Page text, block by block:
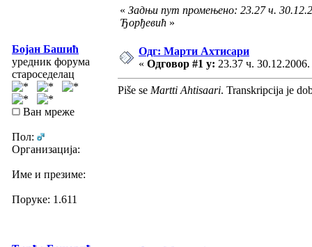
« Задњи пут промењено: 23.27 ч.
Ђорђевић »
Бојан Башић
уредник форума
староседелац
Ван мреже
Пол:
Организација:
Име и презиме:
Поруке: 1.611
Одг: Марти Ахтисари
« Одговор #1 у: 23.37 ч. 30.12.2006.
Piše se Martti Ahtisaari. Transkripcija je